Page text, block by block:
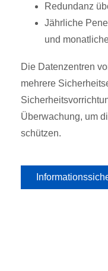
Redundanz
Jährliche
und
Die Datenzentren
mehrere
Überwachung, um
schützen.